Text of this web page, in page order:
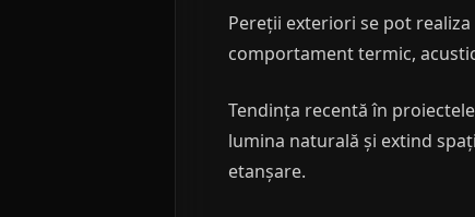
Pereții exteriori se pot
comportament termic,
Tendința recentă în
lumina naturală și extind
etanșare.